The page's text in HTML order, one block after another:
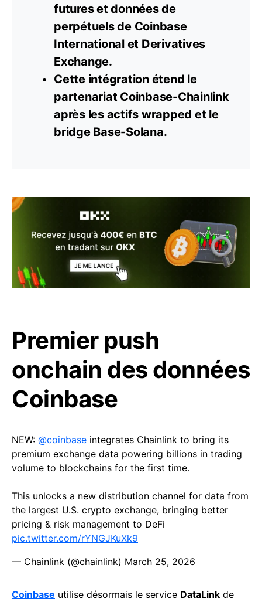
futures et données de
perpétuels de Coinbase
International et Derivatives
Exchange.
Cette intégration étend le
partenariat Coinbase-Chainlink
après les actifs wrapped et le
bridge Base-Solana.
Premier push
onchain des données
Coinbase
NEW: @coinbase integrates Chainlink to bring its
premium exchange data powering billions in trading
volume to blockchains for the first time.
This unlocks a new distribution channel for data from
the largest U.S. crypto exchange, bringing better
pricing & risk management to DeFi
pic.twitter.com/rYNGJKuXk9
— Chainlink (@chainlink) March 25, 2026
Coinbase utilise désormais le service DataLink de